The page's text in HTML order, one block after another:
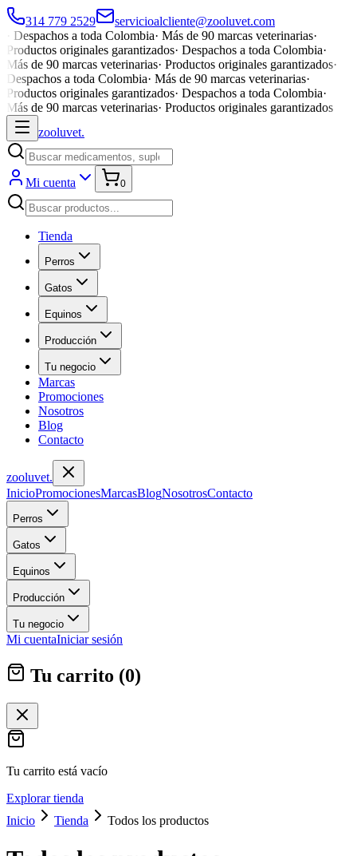
314 779 2529
servicioalcliente@zooluvet.com
Despachos a toda Colombia· Más de 90 marcas veterinarias·
Productos originales garantizados· Despachos a toda Colombia·
Más de 90 marcas veterinarias· Productos originales garantizados·
Despachos a toda Colombia· Más de 90 marcas veterinarias·
Productos originales garantizados· Despachos a toda Colombia·
Más de 90 marcas veterinarias· Productos originales garantizados
zooluvet.
Mi cuenta 0
Tienda
Perros
Gatos
Equinos
Producción
Tu negocio
Marcas
Promociones
Nosotros
Blog
Contacto
zooluvet.
InicioPromocionesMarcasBlogNosotrosContacto
Perros
Gatos
Equinos
Producción
Tu negocio
Mi cuentaIniciar sesión
Tu carrito (0)
Tu carrito está vacío
Explorar tienda
Inicio
Tienda Todos los productos